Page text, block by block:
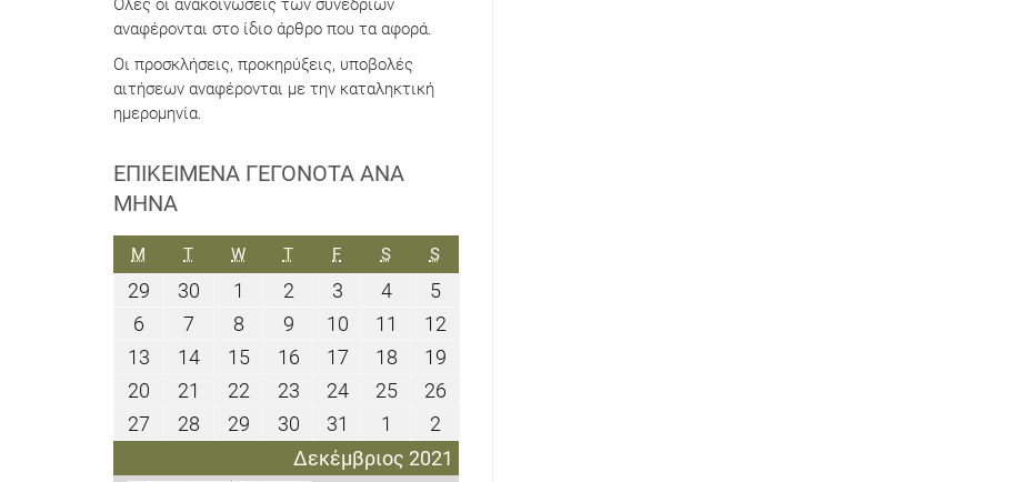
Όλες οι ανακοινώσεις των συνεδρίων
αναφέρονται στο ίδιο άρθρο που τα αφορά.
Οι προσκλήσεις, προκηρύξεις, υποβολές
αιτήσεων αναφέρονται με την καταληκτική
ημερομηνία.
ΕΠΙΚΕΊΜΕΝΑ ΓΕΓΟΝΌΤΑ ΑΝΆ
ΜΉΝΑ
Δεκέμβριος 2021
M ΔΕΥΤΈΡΑ
TΤΡΊΤΗWΤΕΤΆΡΤΗ
TΠΈΜΠΤΗ
FΠΑΡΑΣΚΕΥΉ
SΣΆΒΒΑΤΟ
SΚΥΡΙΑΚΉ
29
Νοεμβρίου
2021
30
Νοεμβρίου
2021
1
Δεκεμβρίου
2021
22
Δεκεμβρίου
2021
33
Δεκεμβρίου
2021
44
Δεκεμβρίου
2021
55
Δεκεμβρίου
2021
6
Δεκεμβρίου
2021
7
Δεκεμβρίου
2021
8
Δεκεμβρίου
2021
99
Δεκεμβρίου
2021
1010
Δεκεμβρίου
2021
11
Δεκεμβρίου
2021
1212
13
Δεκεμβρίου
2021
1414
Δεκεμβρίου
2021
1515
Δεκεμβρίου
2021
1616
Δεκεμβρίου
2021
1717
Δεκεμβρίου
2021
1818
Δεκεμβρίου
2021
1919
2021
20
Δεκεμβρίου
2021
21
Δεκεμβρίου
2021
22
Δεκεμβρίου
2021
2323
Δεκεμβρίου
2021
2424
Δεκεμβρίου
2021
2525
Δεκεμβρίου
2021
2626
2021
27
Δεκεμβρίου
28
Δεκεμβρίου
29
Δεκεμβρίου
3030
Δεκεμβρίου
2021
31
Δεκεμβρίου
2021
1
Ιανουαρίου
2022
22
Ιανουαρίου
2022